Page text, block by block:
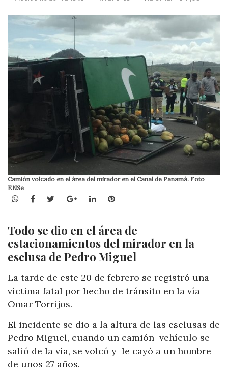
Camión volcado en el área del mirador en el Canal de Panamá. Foto
ENSe
WhatsApp
Facebook
TwitterGoogle+LinkedInPinterest
Todo se dio en el área de
estacionamientos del mirador en la
esclusa de Pedro Miguel
La tarde de este 20 de febrero se registró una
víctima fatal por hecho de tránsito en la vía
Omar Torrijos.
El incidente se dio a la altura de las esclusas de
Pedro Miguel, cuando un camión vehículo se
salió de la vía, se volcó y le cayó a un hombre
de unos 27 años.